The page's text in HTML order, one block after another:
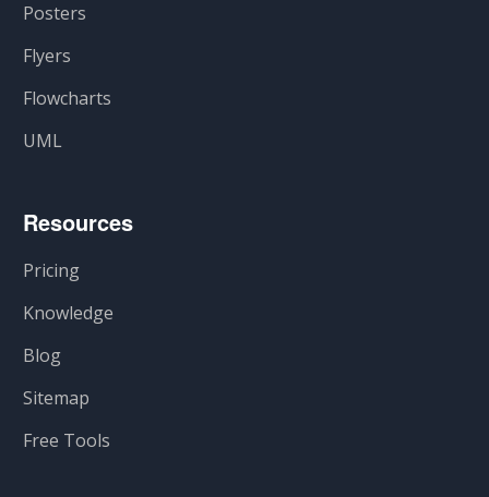
Posters
Flyers
Flowcharts
UML
Resources
Pricing
Knowledge
Blog
Sitemap
Free Tools